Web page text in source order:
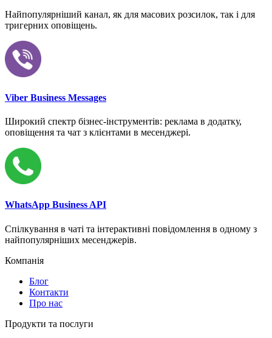
Найпопулярніший канал, як для масових розсилок, так і для
тригерних оповіщень.
Viber Business Messages
Широкий спектр бізнес-інструментів: реклама в додатку,
оповіщення та чат з клієнтами в месенджері.
WhatsApp Business API
Спілкування в чаті та інтерактивні повідомлення в одному з
найпопулярніших месенджерів.
Компанія
Блог
Контакти
Про нас
Продукти та послуги